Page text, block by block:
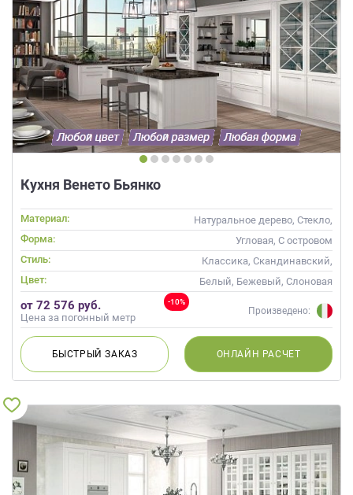
Кухня Венето Бьянко
Материал:
Натуральное дерево, Стекло,
Массив
Форма:
Угловая, С островом
Стиль:
Классика, Скандинавский,
Неоклассика
Цвет:
Белый, Бежевый, Слоновая
кость
-10%
от 72 576 руб.
Цена за погонный метр
Произведено:
БЫСТРЫЙЗАКАЗ ОНЛАЙН РАСЧЕТ